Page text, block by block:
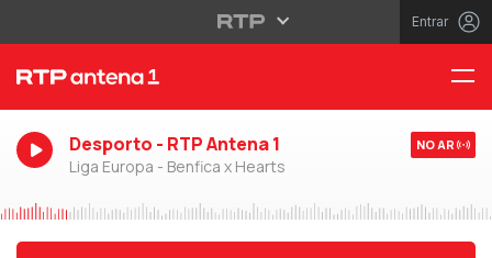
Entrar
Desporto - RTP Antena 1
Liga Europa - Benfica x Hearts
NO AR